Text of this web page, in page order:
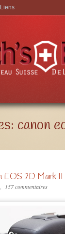
Liens
canon
EOS 7D Mark II
157 commentaires